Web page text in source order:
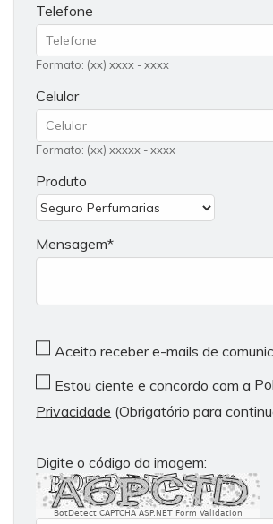
Telefone
Formato: (xx) xxxx - xxxx
Celular
Formato: (xx) xxxxx - xxxx
Produto
Mensagem
Aceito receber e-mails de
Estou ciente e concordo com a
Privacidade (Obrigatório para
Digite o código da imagem:
BotDetect CAPTCHA ASP.NET Form Validation